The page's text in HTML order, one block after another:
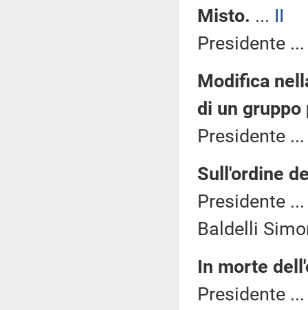
Misto. ... II
Presidente
Modifica
di un
Presidente
Sull'ordine
Presidente
Baldelli
In morte
Presidente